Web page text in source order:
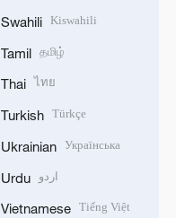
Swahili Kiswahili
Tamil தமிழ்
Thai ไทย
Turkish Türkçe
Ukrainian Українська
Urdu اردو
Vietnamese Tiếng Việt